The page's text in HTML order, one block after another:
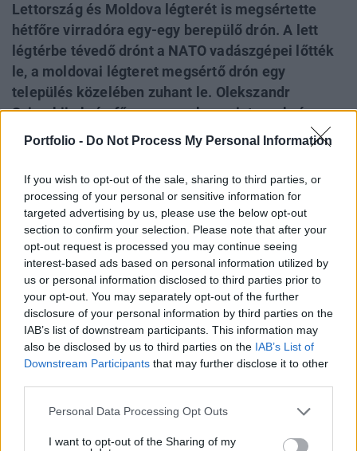
Portfolio - Do Not Process My Personal Information
If you wish to opt-out of the sale, sharing to third parties, or
processing of your personal or sensitive information for
targeted advertising by us, please use the below opt-out
section to confirm your selection. Please note that after your
opt-out request is processed you may continue seeing
interest-based ads based on personal information utilized by
us or personal information disclosed to third parties prior to
your opt-out. You may separately opt-out of the further
disclosure of your personal information by third parties on the
IAB’s list of downstream participants. This information may
also be disclosed by us to third parties on the IAB’s List of
Downstream Participants that may further disclose it to other
Personal Data Processing Opt Outs
I want to opt-out of the Sharing of my
Lettország és Moldova légterét is megsértette
hétfőre virradóra egy-egy berepülő drón. A lett
légtérbe tévedő drónt a NATO vadászgépei lőtték
le, a moldovai légteret megsértő drón egy
település közelében zuhant le. Olekszandr
Szirszkij ukrán főparancsnok szerint az ukrán
haderő idén már több mint 600 km²-nyi területet
májusban 100 km²-rel több területet hódítottak
vissza az ukránok, mint amekkorát az oroszok
megszereztek. Ezek alátámasztják azokat a
korábbi megfigyelői számításokat, melyek szerint
a 2023-as ukrán ellentámadás óta idén májusban
először lett negatív az orosz területszerzés
mérlege. Cikkünk folyamatosan frissül az ukrajnai
háború eseményeivel.
2026. június 08. 20:17 Megosztás Dróncsapások sújtották
Zaporizzsja-t Orosz dróncsapás érte Zaporizzsja egyik
meghaltak, és legalább tizennyolcan megsérültek, köztük